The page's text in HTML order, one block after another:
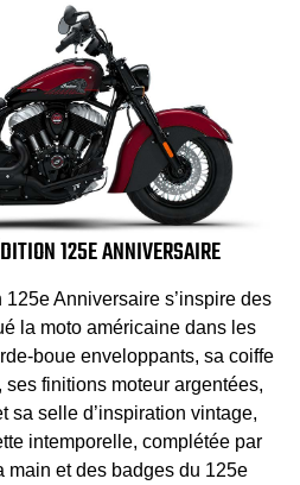
125E ANNIVERSAIRE
Anniversaire s’inspire des
la moto américaine dans les
boue enveloppants, sa coiffe
finitions moteur argentées,
sa selle d’inspiration vintage,
intemporelle, complétée par
main et des badges du 125e